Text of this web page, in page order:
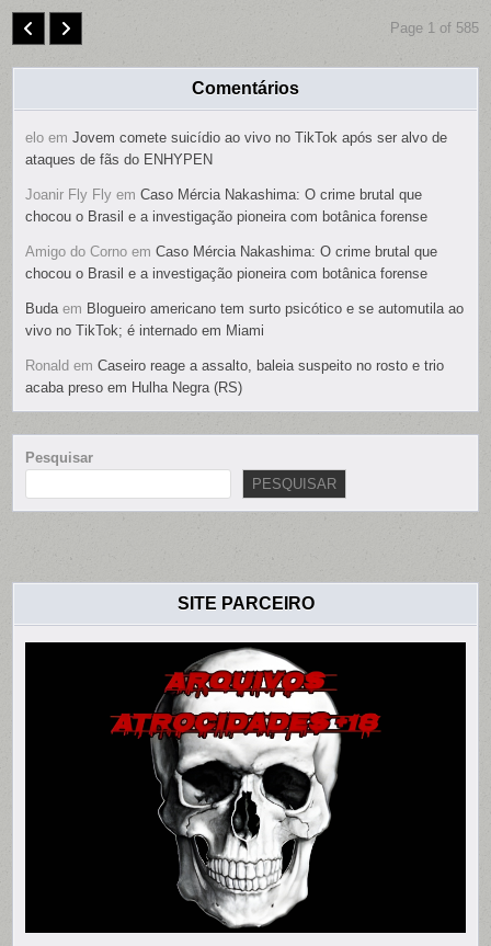
Page 1 of 585
Comentários
elo emJovem comete suicídio ao vivo no TikTok após ser alvo de
ataques de fãs do ENHYPEN
Joanir Fly Fly emCaso Mércia Nakashima: O crime brutal que
chocou o Brasil e a investigação pioneira com botânica forense
Amigo do Corno emCaso Mércia Nakashima: O crime brutal que
chocou o Brasil e a investigação pioneira com botânica forense
Budaem Blogueiro americano tem surto psicótico e se automutila ao
vivo no TikTok; é internado em Miami
Ronald emCaseiro reage a assalto, baleia suspeito no rosto e trio
acaba preso em Hulha Negra (RS)
Pesquisar
PESQUISAR
SITE PARCEIRO